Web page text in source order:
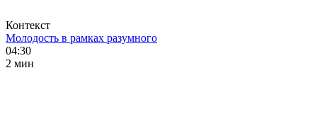
Контекст
Молодость в рамках разумного
04:30
2 мин